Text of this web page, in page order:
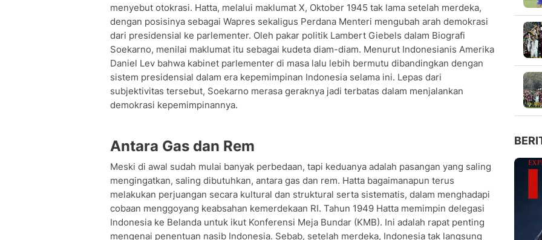
menyebut otokrasi. Hatta, melalui maklumat X, Oktober 1945 tak lama setelah merdeka,
dengan posisinya sebagai Wapres sekaligus Perdana Menteri mengubah arah demokrasi
dari presidensial ke parlementer. Oleh pakar politik Lambert Giebels dalam Biografi
Soekarno, menilai maklumat itu sebagai kudeta diam-diam. Menurut Indonesianis Amerika
Daniel Lev bahwa kabinet parlementer di masa lalu lebih bermutu dibandingkan dengan
sistem presidensial dalam era kepemimpinan Indonesia selama ini. Lepas dari
subjektivitas tersebut, Soekarno merasa geraknya jadi terbatas dalam menjalankan
demokrasi kepemimpinannya.
Antara Gas dan Rem
Meski di awal sudah mulai banyak perbedaan, tapi keduanya adalah pasangan yang saling
mengingatkan, saling dibutuhkan, antara gas dan rem. Hatta bagaimanapun terus
melakukan perjuangan secara kultural dan struktural serta sistematis, dalam menghadapi
cobaan menggoyang keabsahan kemerdekaan RI. Tahun 1949 Hatta memimpin delegasi
Indonesia ke Belanda untuk ikut Konferensi Meja Bundar (KMB). Ini adalah rapat penting
mengenai penentuan nasib Indonesia. Sebab, setelah merdeka, Indonesia tak langsung